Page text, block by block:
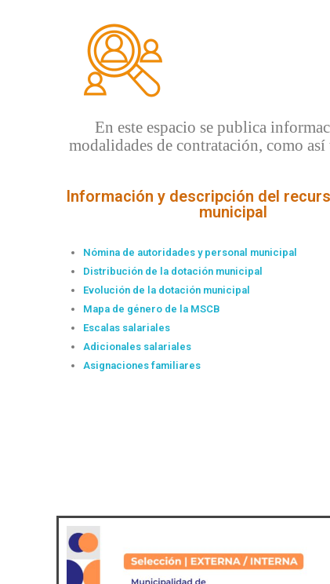
En este espacio se publica
modalidades de contratación, como
Información y descripción del
municipal
Nómina de autoridades y personal municipal
Distribución de la dotación municipal
Evolución de la dotación municipal
Mapa de género de la MSCB
Escalas salariales
Adicionales salariales
Asignaciones familiares